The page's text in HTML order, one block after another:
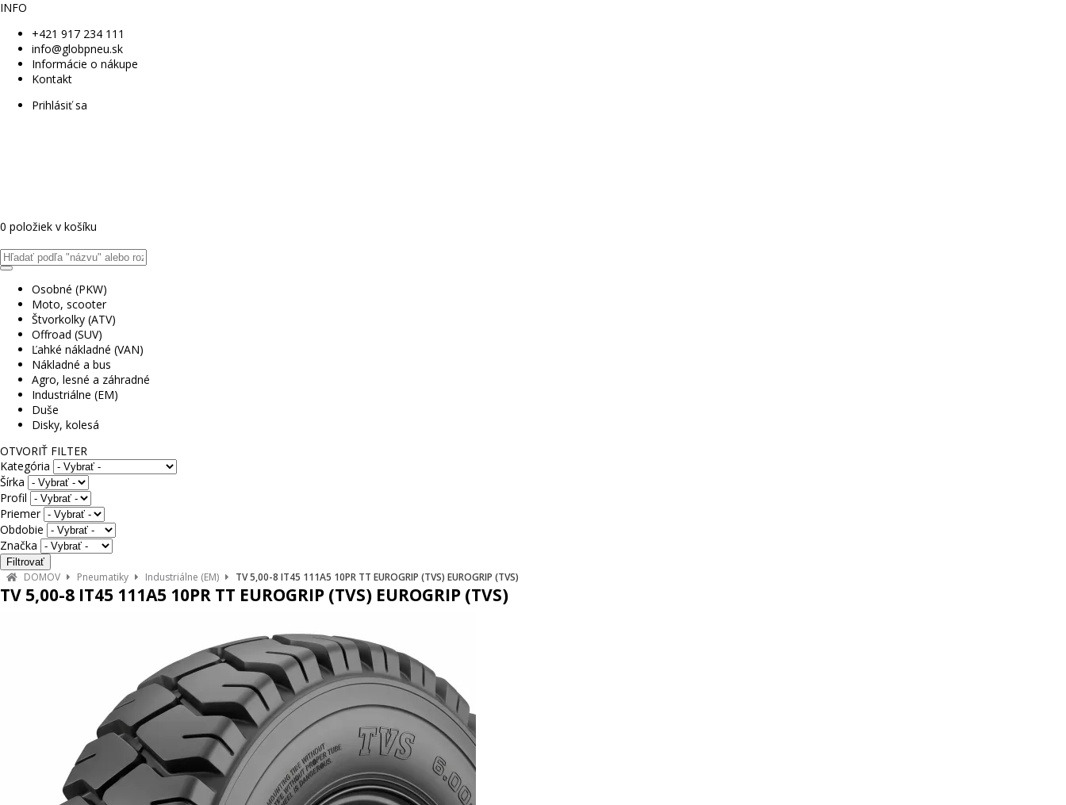
INFO
+421 917 234 111
info@globpneu.sk
Informácie o nákupe
Kontakt
Prihlásiť sa
0 položiek v košíku
Osobné (PKW)
Moto, scooter
Štvorkolky (ATV)
Offroad (SUV)
Ľahké nákladné (VAN)
Nákladné a bus
Agro, lesné a záhradné
Industriálne (EM)
Duše
Disky, kolesá
OTVORIŤ FILTER
Kategória
Šírka
Profil
Priemer
Obdobie
Značka
DOMOV Pneumatiky Industriálne (EM) TV 5,00-8 IT45 111A5 10PR TT EUROGRIP (TVS) EUROGRIP (TVS)
TV 5,00-8 IT45 111A5 10PR TT EUROGRIP (TVS) EUROGRIP (TVS)